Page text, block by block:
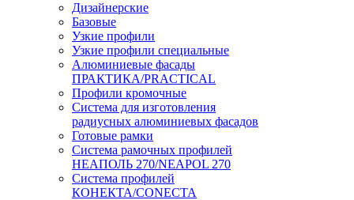
Дизайнерские
Базовые
Узкие профили
Узкие профили специальные
Алюминиевые фасады
ПРАКТИКА/PRACTICAL
Профили кромочные
Система для изготовления
радиусных алюминиевых фасадов
Готовые рамки
Система рамочных профилей
НЕАПОЛЬ 270/NEAPOL 270
Система профилей
КОНЕКТА/CONECTA